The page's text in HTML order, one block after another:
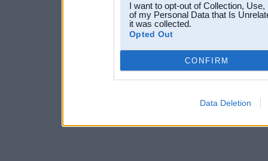
I want to opt-out of Collection,
of my Personal Data that Is
it was collected.
Opted Out
CONFIRM
Data Deletion